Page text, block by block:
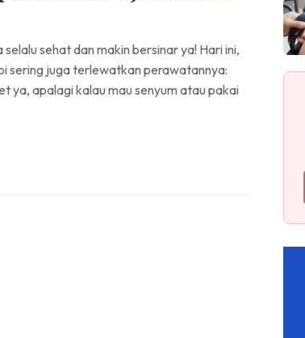
sehat dan makin bersinar ya! Hari ini,
sering juga terlewatkan perawatannya:
ya, apalagi kalau mau senyum atau pakai